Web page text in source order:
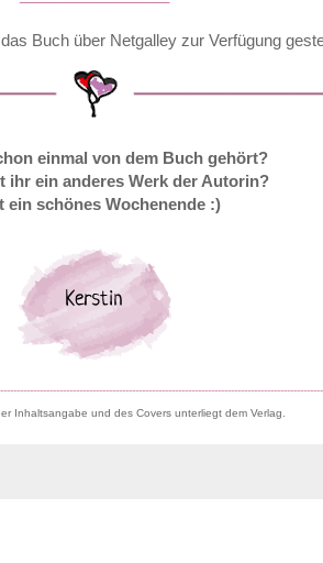
Buch über Netgalley zur Verfügung
einmal von dem Buch gehört?
ihr ein anderes Werk der Autorin?
ein schönes Wochenende :)
Inhaltsangabe und des Covers unterliegt dem Verlag.